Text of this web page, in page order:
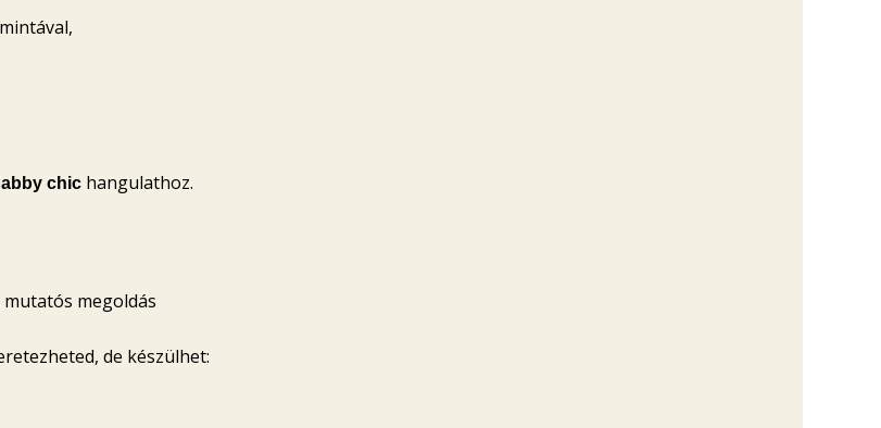
chichangulathoz.
mutatós megoldás
de készülhet: